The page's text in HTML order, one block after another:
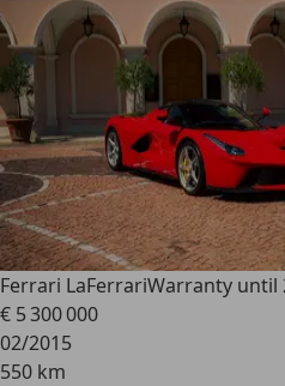
Ferrari LaFerrariWarranty until
€ 5 300 000
02/2015
550 km